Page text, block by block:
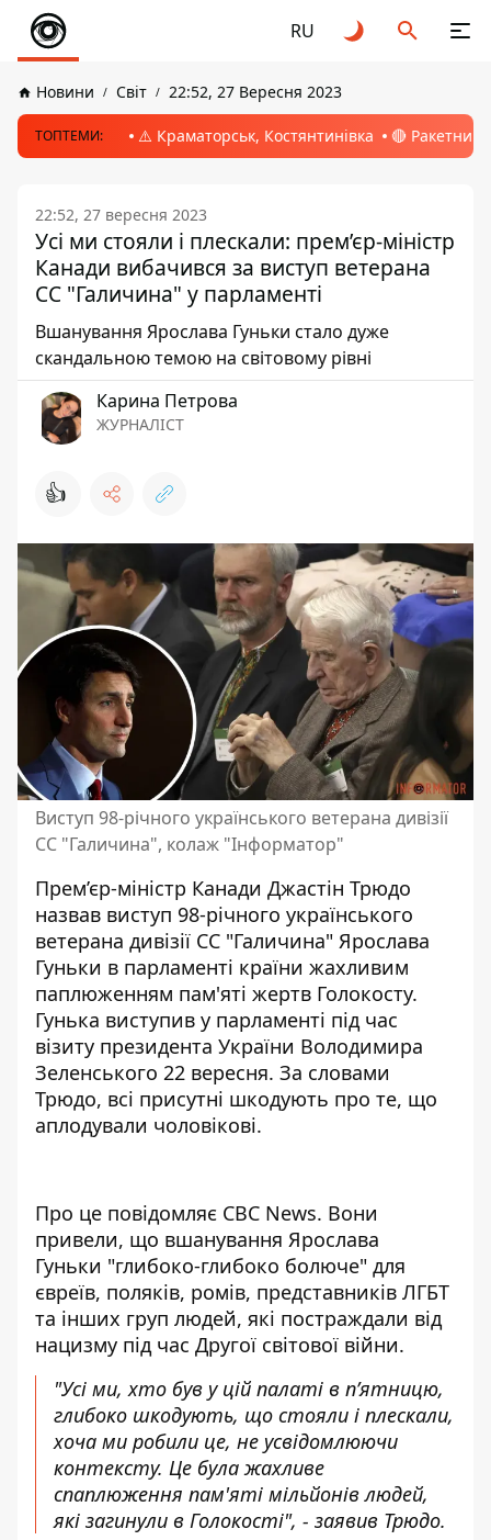
RU
Новини Світ 22:52, 27 Вересня 2023
ТОПТЕМИ: ⚠️ Краматорськ, Костянтинівка 🔴 Ракетний
22:52, 27 вересня 2023
Усі ми стояли і плескали: прем’єр-міністр
Канади вибачився за виступ ветерана
СС "Галичина" у парламенті
Вшанування Ярослава Гуньки стало дуже
скандальною темою на світовому рівні
Карина Петрова
ЖУРНАЛІСТ
👍
Виступ 98-річного українського ветерана дивізії
СС "Галичина", колаж "Інформатор"
Прем’єр-міністр Канади Джастін Трюдо
назвав виступ 98-річного українського
ветерана дивізії СС "Галичина" Ярослава
Гуньки в парламенті країни жахливим
паплюженням пам'яті жертв Голокосту.
Гунька виступив у парламенті під час
візиту президента України Володимира
Зеленського 22 вересня. За словами
Трюдо, всі присутні шкодують про те, що
аплодували чоловікові.
Про це повідомляє CBC News. Вони
привели, що вшанування Ярослава
Гуньки "глибоко-глибоко болюче" для
євреїв, поляків, ромів, представників ЛГБТ
та інших груп людей, які постраждали від
нацизму під час Другої світової війни.
"Усі ми, хто був у цій палаті в п’ятницю,
глибоко шкодують, що стояли і плескали,
хоча ми робили це, не усвідомлюючи
контексту. Це була жахливе
спаплюження пам'яті мільйонів людей,
які загинули в Голокості", - заявив Трюдо.